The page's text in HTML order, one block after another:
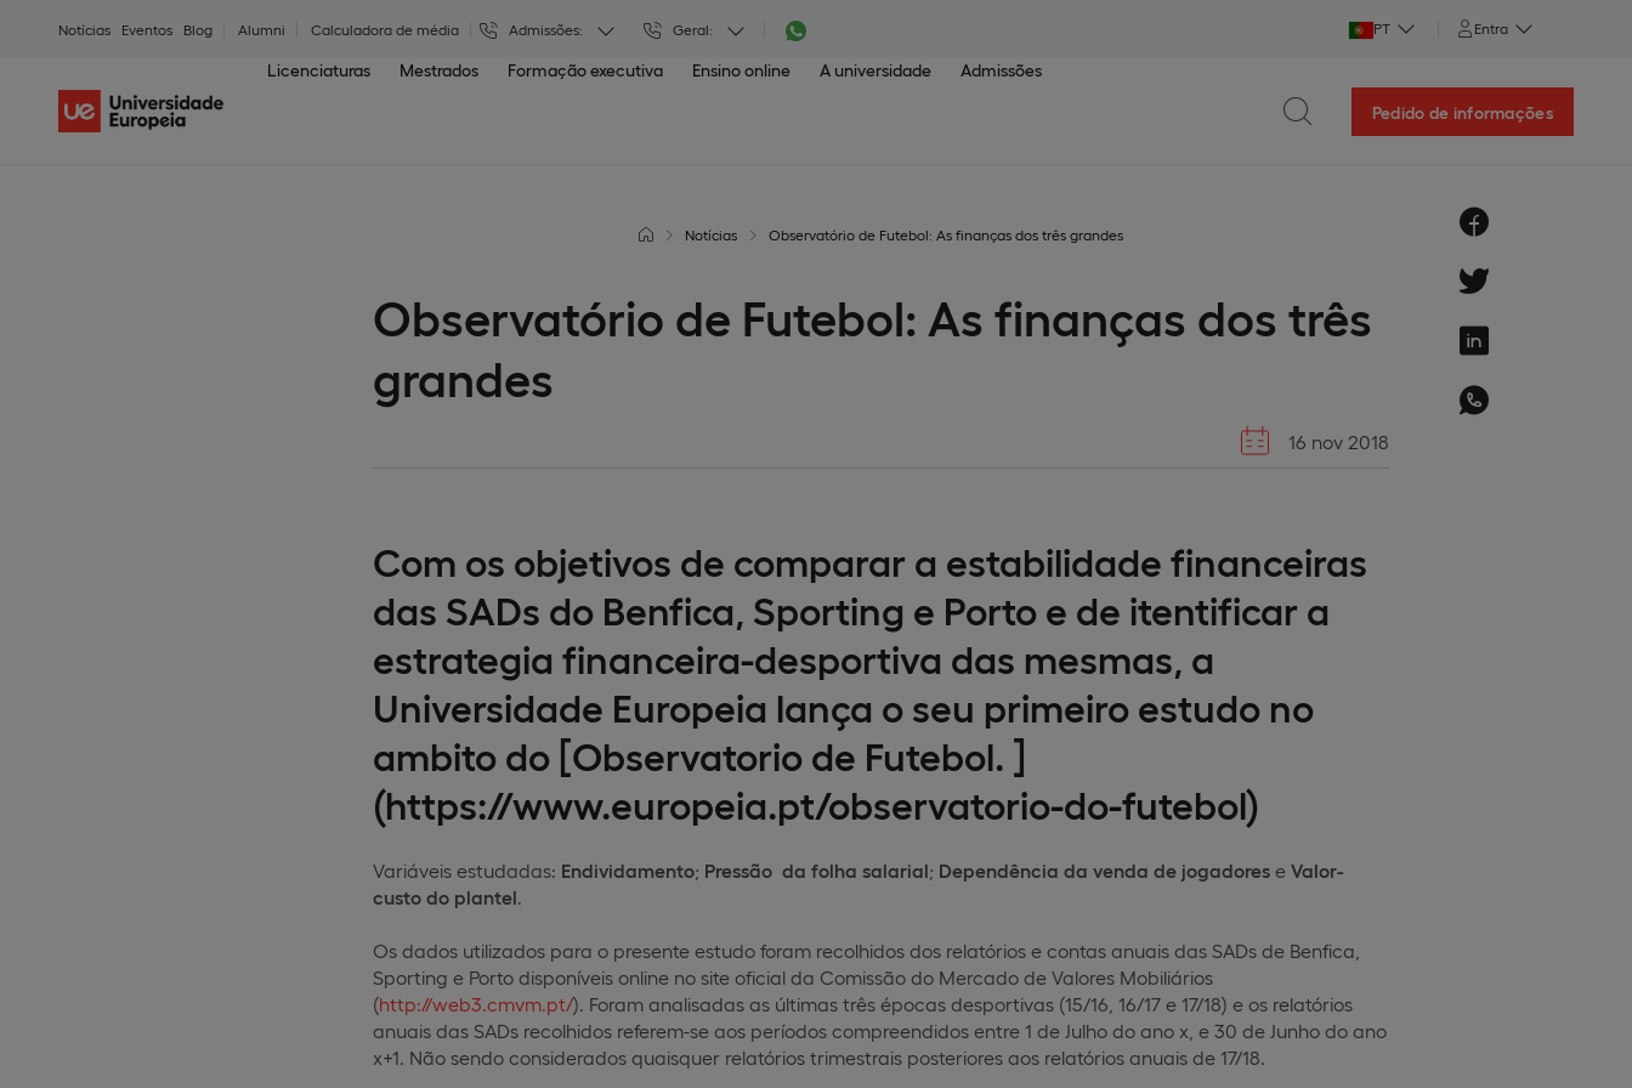
Notícias Eventos Blog Alumni Calculadora de média Admissões: Geral: PT Entra
Licenciaturas Mestrados Formação executiva Ensino online A universidade Admissões
Pedido de informações
Notícias Observatório de Futebol: As finanças dos três grandes
Observatório de Futebol: As finanças dos três
grandes
16 nov 2018
Com os objetivos de comparar a estabilidade financeiras
das SADs do Benfica, Sporting e Porto e de itentificar a
estrategia financeira-desportiva das mesmas, a
Universidade Europeia lança o seu primeiro estudo no
ambito do [Observatorio de Futebol. ]
(https://www.europeia.pt/observatorio-do-futebol)
Variáveis estudadas: Endividamento; Pressão da folha salarial; Dependência da venda de jogadorese Valor-
custo do plantel.
Os dados utilizados para o presente estudo foram recolhidos dos relatórios e contas anuais das SADs de Benfica,
Sporting e Porto disponíveis online no site oficial da Comissão do Mercado de Valores Mobiliários
(http://web3.cmvm.pt/). Foram analisadas as últimas três épocas desportivas (15/16, 16/17 e 17/18) e os relatórios
anuais das SADs recolhidos referem-se aos períodos compreendidos entre 1 de Julho do ano x, e 30 de Junho do ano
x+1. Não sendo considerados quaisquer relatórios trimestrais posteriores aos relatórios anuais de 17/18.